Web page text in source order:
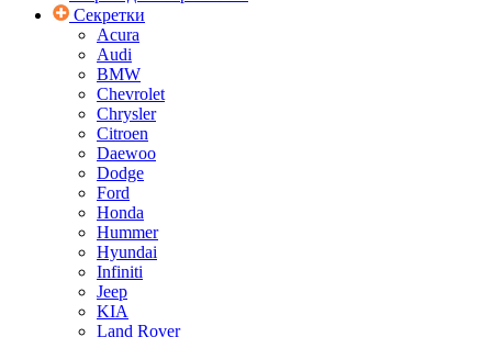
Секретки
Acura
Audi
BMW
Chevrolet
Chrysler
Citroen
Daewoo
Dodge
Ford
Honda
Hummer
Hyundai
Infiniti
Jeep
KIA
Land Rover